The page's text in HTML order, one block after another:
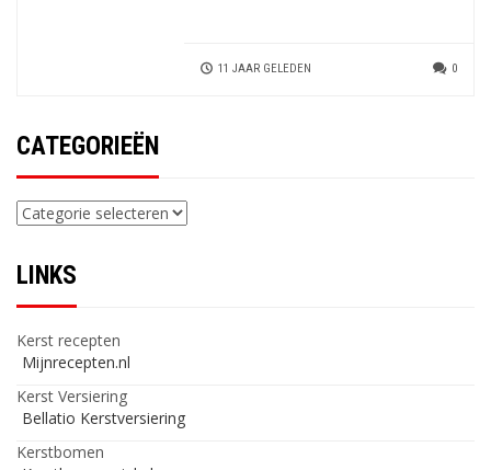
11 JAAR GELEDEN 0
CATEGORIEËN
Categorieën
LINKS
Kerst recepten
Mijnrecepten.nl
Kerst Versiering
Bellatio Kerstversiering
Kerstbomen